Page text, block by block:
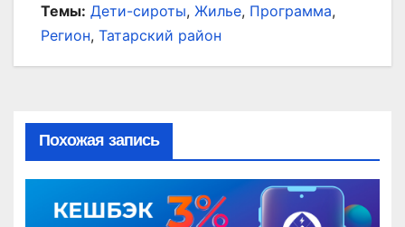
Темы: Дети-сироты, Жилье, Программа,
Регион, Татарский район
Похожая запись